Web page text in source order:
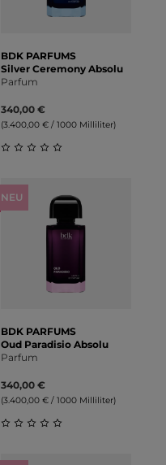
BDK PARFUMS
Silver Ceremony Absolu
Parfum
340,00 €
(3.400,00 € / 1000 Milliliter)
NEU
BDK PARFUMS
Oud Paradisio Absolu
Parfum
340,00 €
(3.400,00 € / 1000 Milliliter)